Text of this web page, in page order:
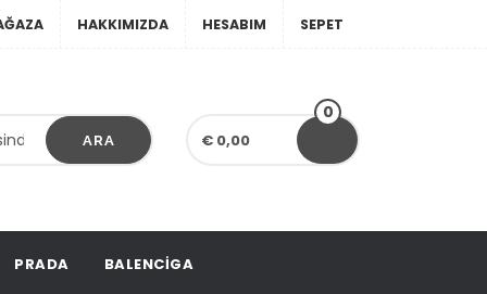
HAKKIMIZDA HESABIM SEPET
ARA € 0,00
0
PRADA BALENCIGA